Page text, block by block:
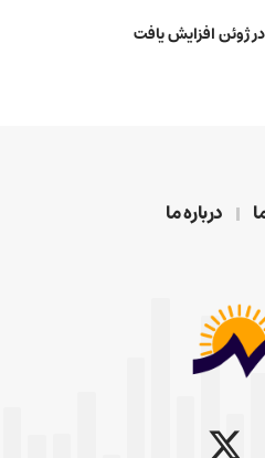
ژوئن افزایش یافت
درباره ما